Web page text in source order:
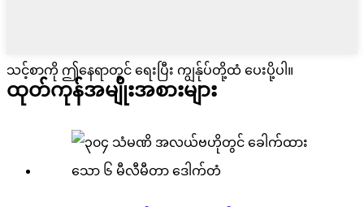
သင့်စာကို ဤနေရာတွင် ရေးပြီး ကျွန်ုပ်တို့ထံ ပေးပို့ပါ။
ထုတ်ကုန်အမျိုးအစားများ